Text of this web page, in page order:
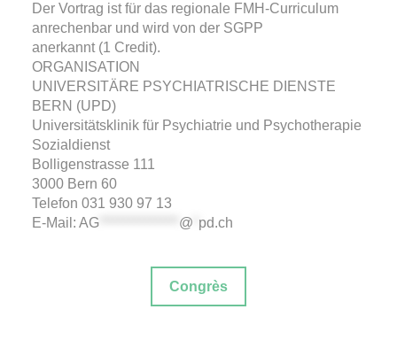
Der Vortrag ist für das regionale FMH-Curriculum
anrechenbar und wird von der SGPP
anerkannt (1 Credit).
ORGANISATION
UNIVERSITÄRE PSYCHIATRISCHE DIENSTE
BERN (UPD)
Universitätsklinik für Psychiatrie und Psychotherapie
Sozialdienst
Bolligenstrasse 111
3000 Bern 60
Telefon 031 930 97 13
E-Mail: AG*************** @ pd.ch
Congrès